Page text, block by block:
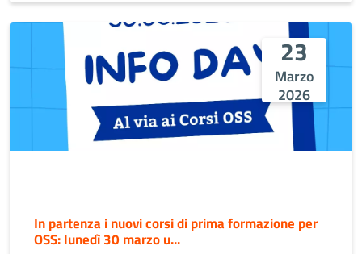
23
Marzo
2026
In partenza i nuovi corsi di prima formazione per
OSS: lunedì 30 marzo u...